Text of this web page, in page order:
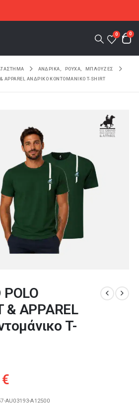
0 0
ΑΝΔΡΙΚΑ ΡΟΥΧΑ
ΜΠΛΟΥΖΕΣ
& APPAREL ΑΝΔΡΙΚΌ ΚΟΝΤΟΜΆΝΙΚΟ T-SHIRT
& APPAREL
T-
€
τιμή
AU03193-A12500